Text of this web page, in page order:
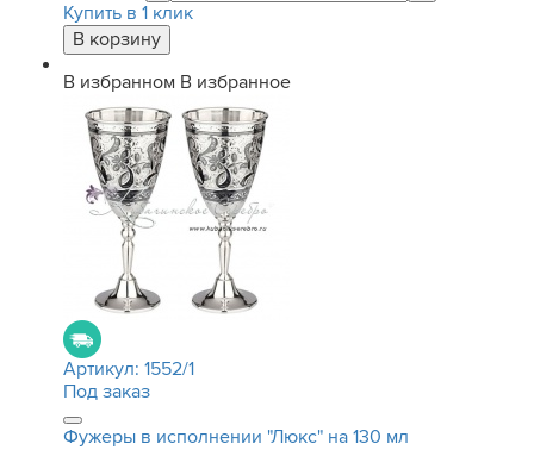
Купить в 1 клик
В избранном В избранное
Артикул: 1552/1
Под заказ
Фужеры в исполнении "Люкс" на 130 мл